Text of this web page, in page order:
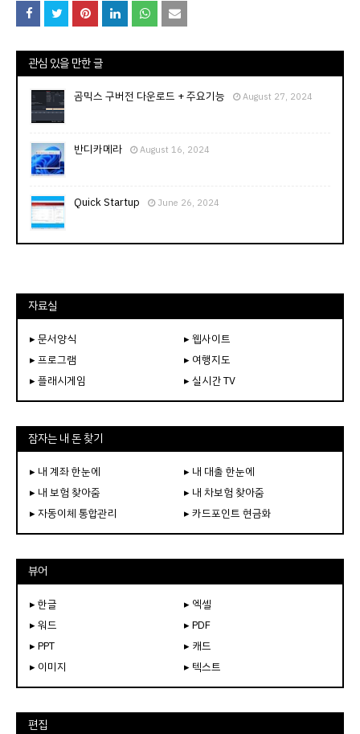
관심 있을 만한 글
곰믹스 구버전 다운로드 + 주요기능 August 27, 2024
반디카메라 August 16, 2024
Quick Startup June 26, 2024
자료실
▸ 문서양식
▸ 웹사이트
▸ 프로그램
▸ 여행지도
▸ 플래시게임
▸ 실시간 TV
잠자는 내 돈 찾기
▸ 내 계좌 한눈에
▸ 내 대출 한눈에
▸ 내 보험 찾아줌
▸ 내 차보험 찾아줌
▸ 자동이체 통합관리
▸ 카드포인트 현금화
뷰어
▸ 한글
▸ 엑셀
▸ 워드
▸ PDF
▸ PPT
▸ 캐드
▸ 이미지
▸ 텍스트
편집